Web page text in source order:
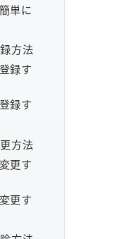
単に
方法
録す
録す
方法
更す
更す